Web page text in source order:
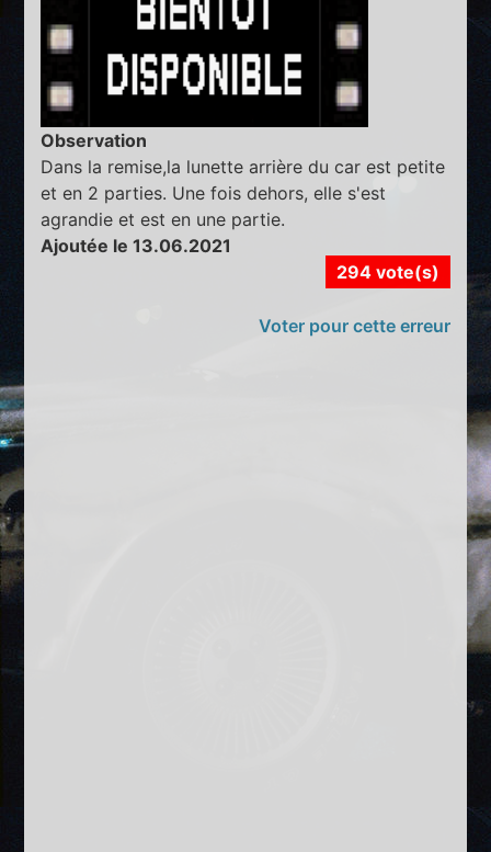
Observation
Dans la remise,la lunette arrière du car est petite
et en 2 parties. Une fois dehors, elle s'est
agrandie et est en une partie.
Ajoutée le 13.06.2021
294 vote(s)
Voter pour cette erreur